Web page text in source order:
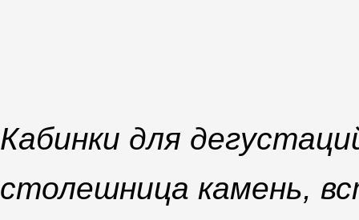
Кабинки для
столешница камень,